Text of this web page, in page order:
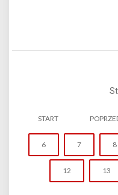
START
6 7 8
12 13